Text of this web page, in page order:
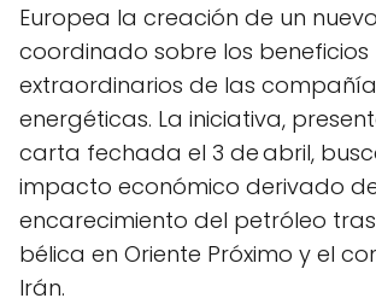
Europea la creación de un
coordinado sobre los beneficios
extraordinarios de las
energéticas. La iniciativa,
carta fechada el 3 de abril,
impacto económico derivado
encarecimiento del petróleo
bélica en Oriente Próximo y el
Irán.